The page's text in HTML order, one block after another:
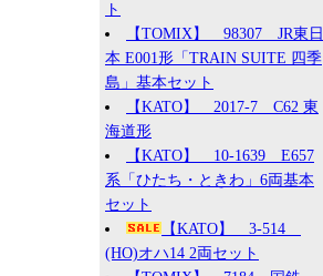
ト
【TOMIX】 98307 JR東日
本 E001形「TRAIN SUITE 四季
島」基本セット
【KATO】 2017-7 C62 東
海道形
【KATO】 10-1639 E657
系「ひたち・ときわ」6両基本
セット
【KATO】 3-514
(HO)オハ14 2両セット